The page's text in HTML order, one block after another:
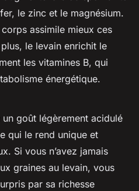
le zinc et le magnésium.
assimile mieux ces
le levain enrichit le
les vitamines B, qui
énergétique.
goût légèrement acidulé
qui le rend unique et
Si vous n’avez jamais
graines au levain, vous
par sa richesse